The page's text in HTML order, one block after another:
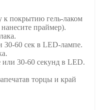
к покрытию гель-лаком
праймер).
60 сек в LED-лампе.
30-60 секунд в LED.
торцы и край